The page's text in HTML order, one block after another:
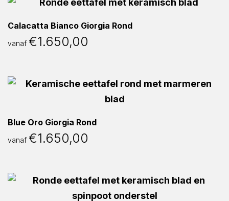
Calacatta Bianco Giorgia Rond
vanaf €1.650,00
Blue Oro Giorgia Rond
vanaf €1.650,00